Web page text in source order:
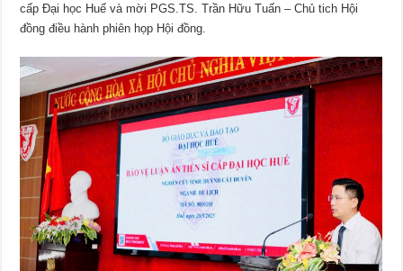
cấp Đại học Huế và mời PGS.TS. Trần Hữu Tuấn – Chủ tich Hội
đồng điều hành phiên họp Hội đồng.